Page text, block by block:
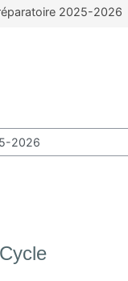
2025-2026
des cours